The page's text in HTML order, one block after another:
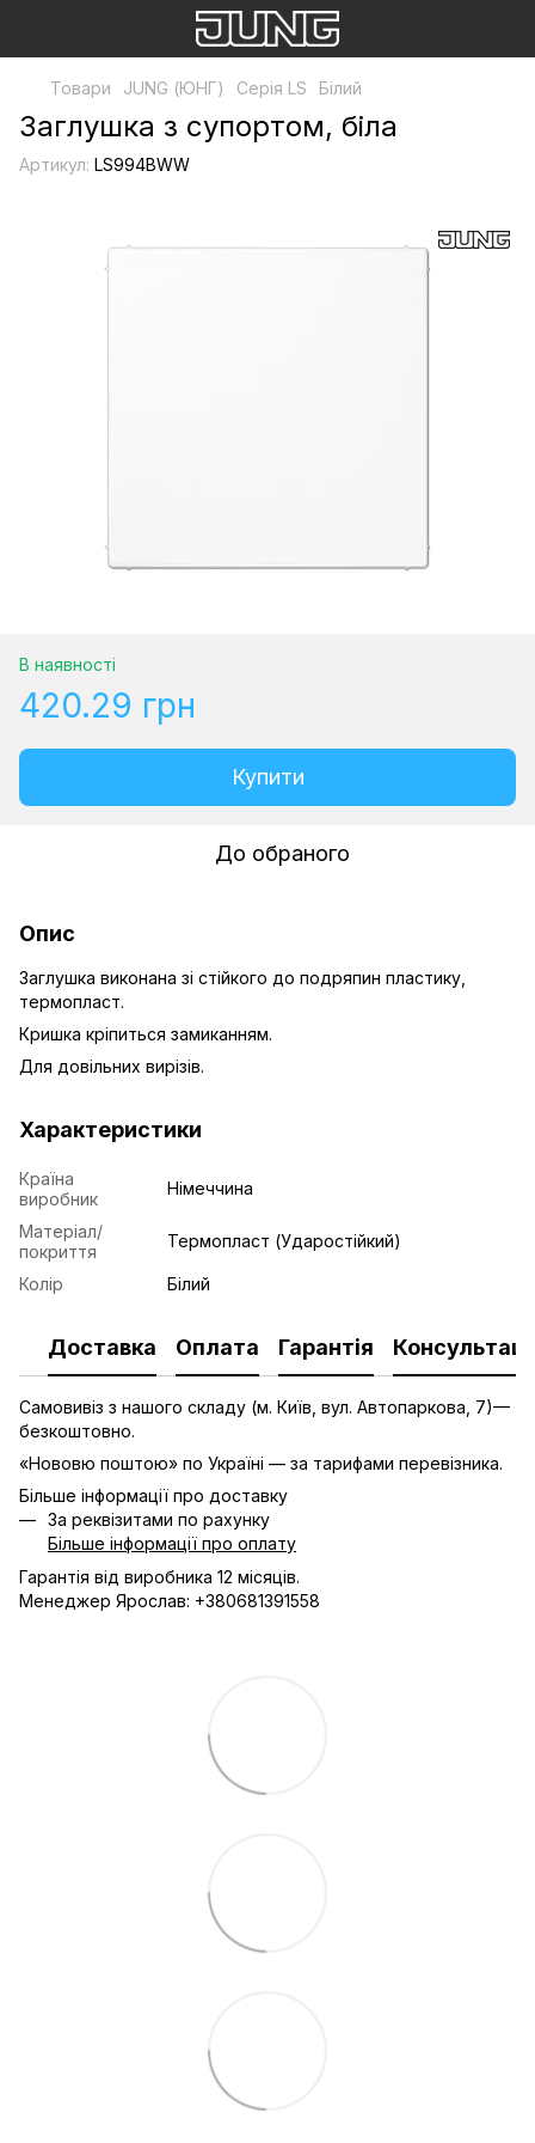
Товари JUNG (ЮНГ) Серія LS Білий
Заглушка з супортом, біла
Артикул: LS994BWW
В наявності
420.29 грн
Купити
До обраного
Опис
Заглушка виконана зі стійкого до подряпин пластику,
термопласт.
Кришка кріпиться замиканням.
Для довільних вирізів.
Характеристики
Країна
виробник
Німеччина
Матеріал/
покриття
Термопласт (Ударостійкий)
Колір Білий
Доставка Оплата Гарантія
Самовивіз з нашого складу (м. Київ, вул. Автопаркова, 7)—
безкоштовно.
«Нововю поштою» по Україні — за тарифами перевізника.
Більше інформації про доставку
За реквізитами по рахунку
Більше інформації про оплату
Гарантія від виробника 12 місяців.
Менеджер Ярослав: +380681391558